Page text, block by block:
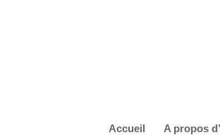
Accueil A propos